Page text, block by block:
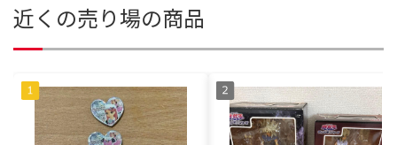
近くの売り場の商品